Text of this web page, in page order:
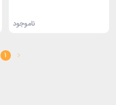
ناموجود
1